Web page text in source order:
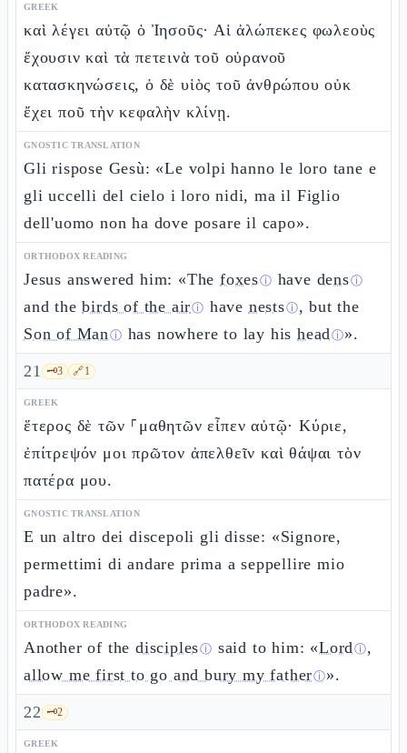
GREEK
καὶ λέγει αὐτῷ ὁ Ἰησοῦς· Αἱ ἀλώπεκες φωλεοὺς
ἔχουσιν καὶ τὰ πετεινὰ τοῦ οὐρανοῦ
κατασκηνώσεις, ὁ δὲ υἱὸς τοῦ ἀνθρώπου οὐκ
ἔχει ποῦ τὴν κεφαλὴν κλίνῃ.
GNOSTIC TRANSLATION
Gli rispose Gesù: «Le volpi hanno le loro tane e
gli uccelli del cielo i loro nidi, ma il Figlio
dell'uomo non ha dove posare il capo».
ORTHODOX READING
Jesus answered him: «Thefoxesⓘ have densⓘ
and thebirds of the airⓘ have nestsⓘ, but the
Son of Manⓘ has nowhere to lay hisheadⓘ».
21 🗝️3 🔗1
GREEK
ἕτερος δὲ τῶν ⸀μαθητῶν εἶπεν αὐτῷ· Κύριε,
ἐπίτρεψόν μοι πρῶτον ἀπελθεῖν καὶ θάψαι τὸν
πατέρα μου.
GNOSTIC TRANSLATION
E un altro dei discepoli gli disse: «Signore,
permettimi di andare prima a seppellire mio
padre».
ORTHODOX READING
Another of thedisciplesⓘ said to him: «Lordⓘ,
allow me first to go and bury my fatherⓘ».
22 🗝️2
GREEK